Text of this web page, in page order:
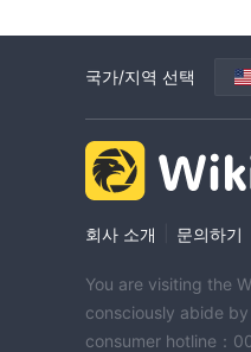
록체인 기술을
(ltc), 비트코인
화를 다른 통화
수 있으므로 거
상품:시장 수
주식:Winex
의 실적을 추
Alphabet Inc.
지수: 이 플랫
국가/지역 선택
회사 소개 문의하기
You are visiting the
consciously abide
consumer hotline：